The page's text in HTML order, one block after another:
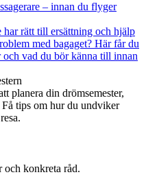
– innan du flyger
har rätt till ersättning och hjälp
med bagaget? Här får du
vad du bör känna till innan
planera din drömsemester,
tips om hur du undviker
konkreta råd.